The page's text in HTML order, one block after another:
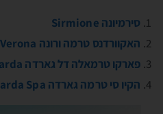
סירמיונה Sirmione
האקוורדנס טרמה ורונה Aquardens Terme Verona
פארקו טרמאלה דל גארדה Parco Termale Del Garda
הקיו סי טרמה גארדה QC Termegarda Spa